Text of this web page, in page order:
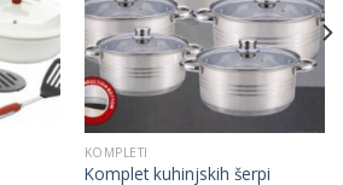
KOMPLETI
Komplet kuhinjskih šerpi